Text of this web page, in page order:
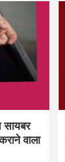
वाला